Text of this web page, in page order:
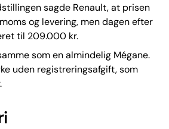
sagde Renault, at prisen
og levering, men dagen efter
til 209.000 kr.
som en almindelig Mégane.
uden registreringsafgift, som